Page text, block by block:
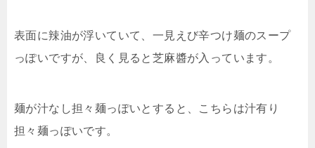
表面に辣油が浮いていて、一見えび辛つけ麺のスープ
っぽいですが、良く見ると芝麻醬が入っています。
麺が汁なし担々麺っぽいとすると、こちらは汁有り
担々麺っぽいです。